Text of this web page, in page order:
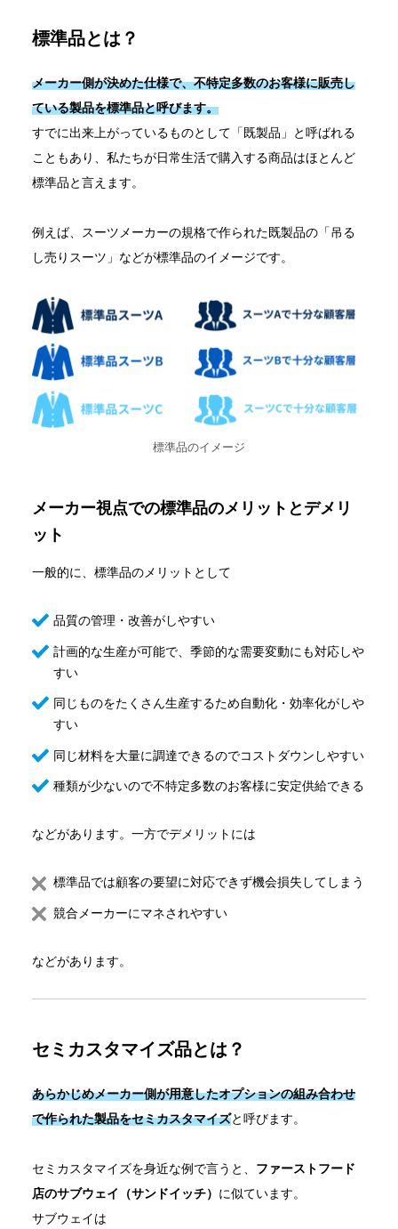
標準品とは？
メーカー側が決めた仕様で、不特定多数のお客様に販売し
ている製品を標準品と呼びます。
すでに出来上がっているものとして「既製品」と呼ばれる
こともあり、私たちが日常生活で購入する商品はほとんど
標準品と言えます。
例えば、スーツメーカーの規格で作られた既製品の「吊る
し売りスーツ」などが標準品のイメージです。
標準品のイメージ
メーカー視点での標準品のメリットとデメリ
ット
一般的に、標準品のメリットとして
品質の管理・改善がしやすい
計画的な生産が可能で、季節的な需要変動にも対応しや
すい
同じものをたくさん生産するため自動化・効率化がしや
すい
同じ材料を大量に調達できるのでコストダウンしやすい
種類が少ないので不特定多数のお客様に安定供給できる
などがあります。一方でデメリットには
標準品では顧客の要望に対応できず機会損失してしまう
競合メーカーにマネされやすい
などがあります。
セミカスタマイズ品とは？
あらかじめメーカー側が用意したオプションの組み合わせ
で作られた製品をセミカスタマイズと呼びます。
セミカスタマイズを身近な例で言うと、 ファーストフード
店のサブウェイ（サンドイッチ） に似ています。
サブウェイは